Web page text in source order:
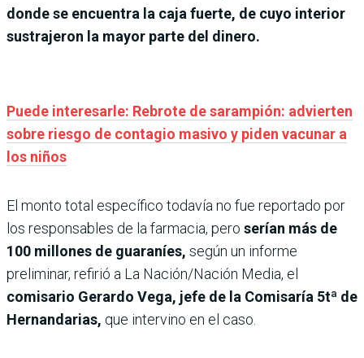
donde se encuentra la caja fuerte, de cuyo interior
sustrajeron la mayor parte del dinero.
Puede interesarle: Rebrote de sarampión: advierten
sobre riesgo de contagio masivo y piden vacunar a
los niños
El monto total específico todavía no fue reportado por
los responsables de la farmacia, pero serían más de
100 millones de guaraníes, según un informe
preliminar, refirió a La Nación/Nación Media, el
comisario Gerardo Vega, jefe de la Comisaría 5tª de
Hernandarias, que intervino en el caso.